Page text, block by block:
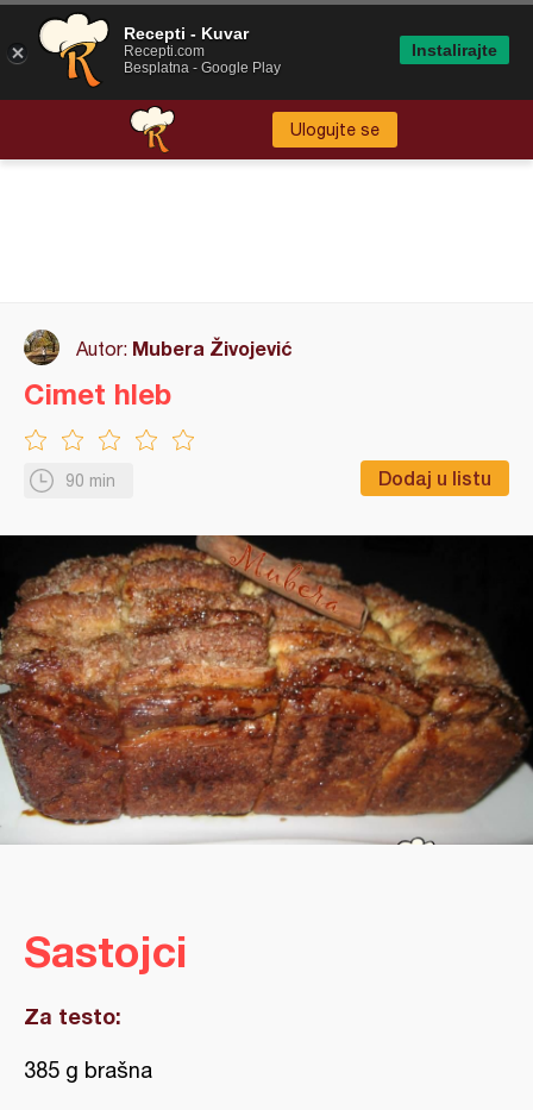
Ulogujte se
Autor: Mubera Živojević
90 min Dodaj u listu
Cimet hleb
Sastojci
Za testo:
385 g brašna
Recepti - Kuvar
Recepti.com
Besplatna - Google Play
Instalirajte